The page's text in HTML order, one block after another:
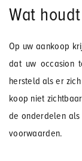
Wat
Op uw aankoop
dat uw occasion
hersteld als er
koop niet
de onderdelen als
voorwaarden.